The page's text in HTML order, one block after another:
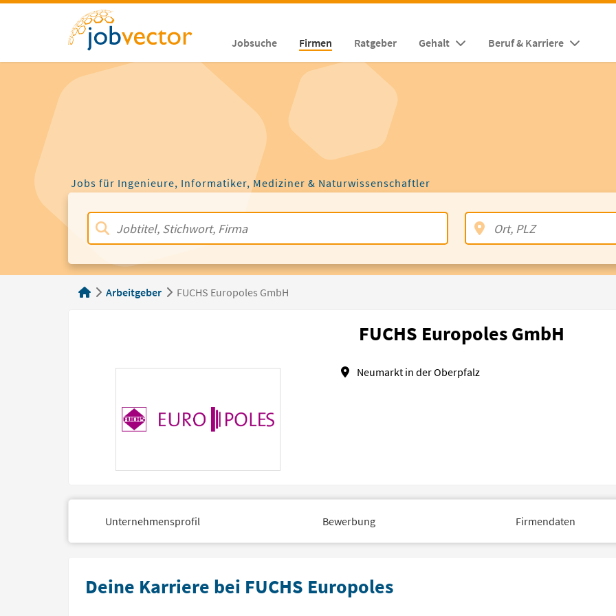
Jobsuche Firmen Ratgeber Gehalt Beruf & Karriere
Jobs für Ingenieure, Informatiker, Mediziner & Naturwissenschaftler
Arbeitgeber FUCHS Europoles GmbH
FUCHS Europoles GmbH
Neumarkt in der Oberpfalz
Unternehmensprofil Bewerbung Firmendaten
Deine Karriere bei FUCHS Europoles